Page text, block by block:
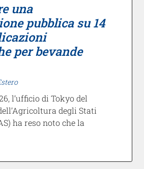
una
pubblica su 14
per bevande
l’ufficio di Tokyo del
degli Stati
ha reso noto che la